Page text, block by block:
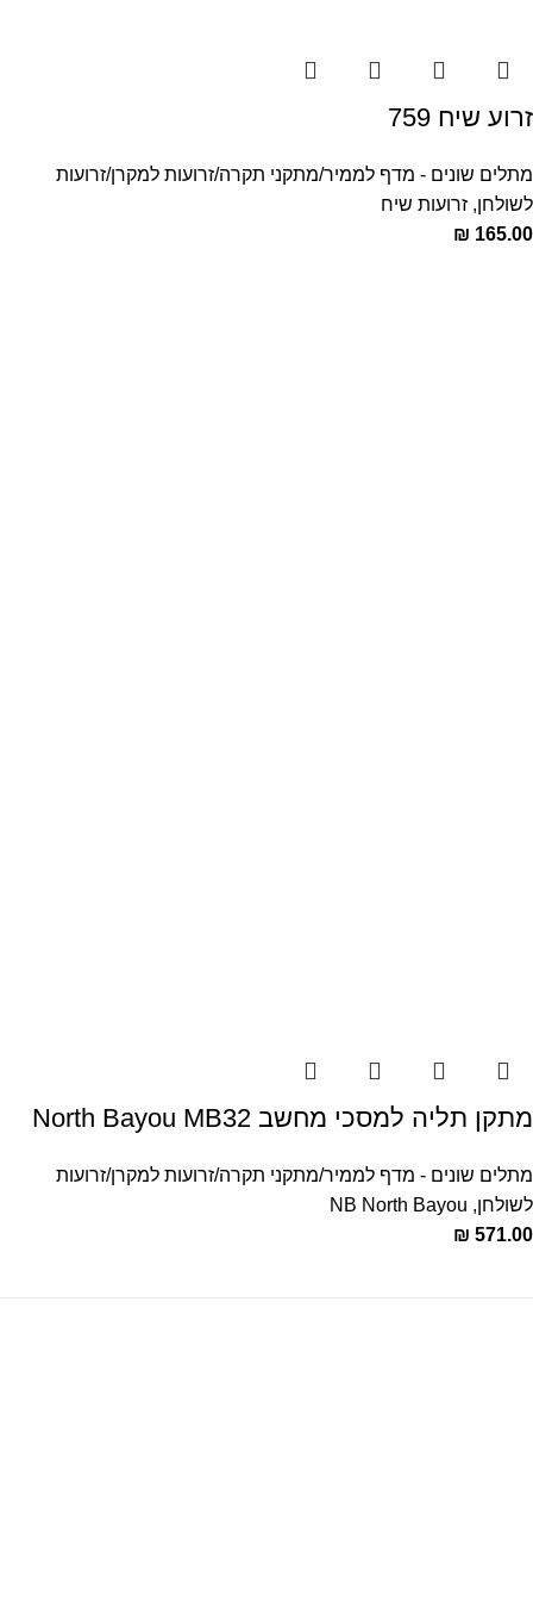
זרוע שיח 759
מתלים שונים - מדף לממיר/מתקני תקרה/זרועות למקרן/זרועות
לשולחן, זרועות שיח
₪ 165.00
‏מתקן תליה למסכי מחשב North Bayou MB32
מתלים שונים - מדף לממיר/מתקני תקרה/זרועות למקרן/זרועות
לשולחן,
NB North Bayou
₪ 571.00